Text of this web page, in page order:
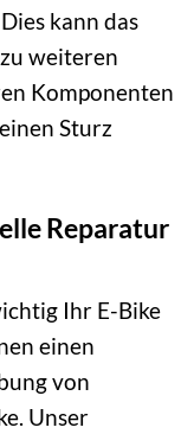
kann das
weiteren
Komponenten
Sturz
Reparatur
Ihr E-Bike
einen
von
Unser